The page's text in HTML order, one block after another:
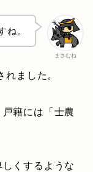
まさむね
ね。
ました。
籍には「士農
くするような